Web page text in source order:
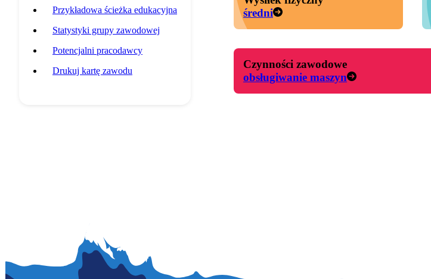
Przykładowa ścieżka edukacyjna
Statystyki grupy zawodowej
Potencjalni pracodawcy
Drukuj kartę zawodu
średni
Czynności zawodowe
obsługiwanie maszyn